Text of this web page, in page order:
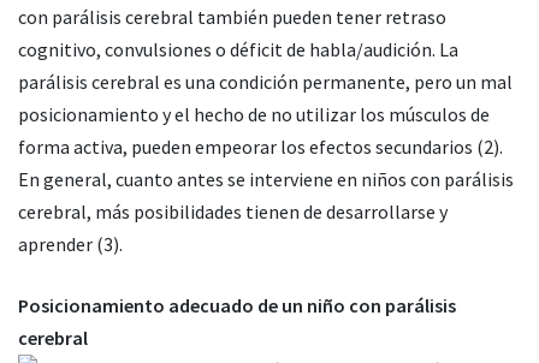
con parálisis cerebral también pueden tener retraso
cognitivo, convulsiones o déficit de habla/audición. La
parálisis cerebral es una condición permanente, pero un mal
posicionamiento y el hecho de no utilizar los músculos de
forma activa, pueden empeorar los efectos secundarios (2).
En general, cuanto antes se interviene en niños con parálisis
cerebral, más posibilidades tienen de desarrollarse y
aprender (3).
Posicionamiento adecuado de un niño con parálisis
cerebral